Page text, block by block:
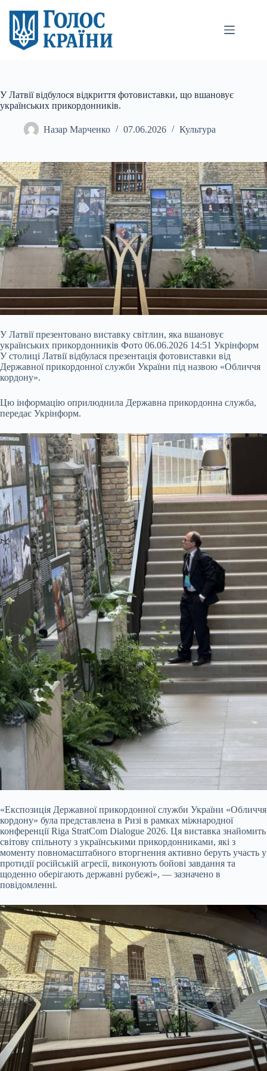
вмісту
У Латвії відбулося відкриття фотовиставки, що вшановує
українських прикордонників.
Назар Марченко 07.06.2026 Культура
У Латвії презентовано виставку світлин, яка вшановує
українських прикордонників Фото 06.06.2026 14:51 Укрінформ
У столиці Латвії відбулася презентація фотовиставки від
Державної прикордонної служби України під назвою «Обличчя
кордону».
Цю інформацію оприлюднила Державна прикордонна служба,
передає Укрінформ.
«Експозиція Державної прикордонної служби України «Обличчя
кордону» була представлена в Ризі в рамках міжнародної
конференції Riga StratCom Dialogue 2026. Ця виставка знайомить
світову спільноту з українськими прикордонниками, які з
моменту повномасштабного вторгнення активно беруть участь у
протидії російській агресії, виконують бойові завдання та
щоденно оберігають державні рубежі», — зазначено в
повідомленні.